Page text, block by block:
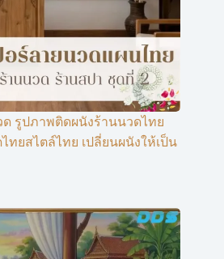
ด รูปภาพติดผนังร้านนวดไทย
ยสไตล์ไทย เปลี่ยนผนังให้เป็น